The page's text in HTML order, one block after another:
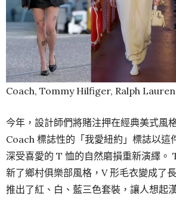
Coach, Tommy Hilfiger, Ralph Lauren
今年，設計師們將賭注押在經典美式風
Coach 標誌性的「我愛紐約」標誌以這
深受喜愛的 T 恤的自然磨損重新演繹
新了鄉村俱樂部風格，V 形毛衣變成了
推出了紅、白、藍三色套裝，讓人想起